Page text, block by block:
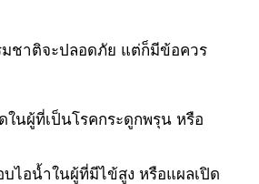
มชาติจะปลอดภัย แต่ก็มีข้อควร
ในผู้ที่เป็นโรคกระดูกพรุน หรือ
ไอน้ำในผู้ที่มีไข้สูง หรือแผลเปิด